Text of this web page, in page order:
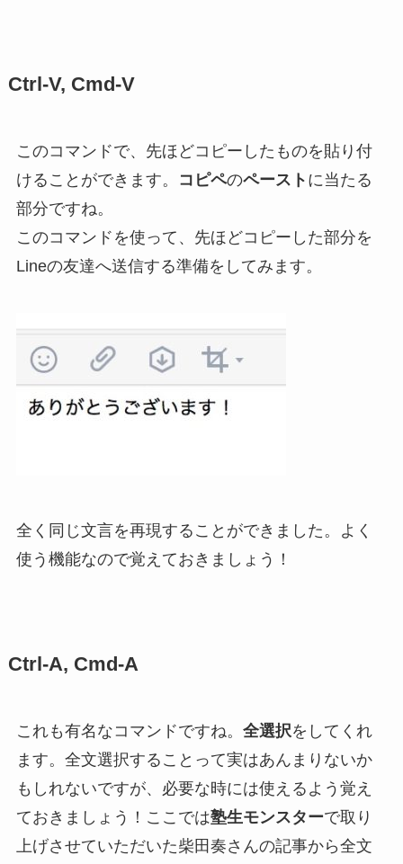
Ctrl-V, Cmd-V
このコマンドで、先ほどコピーしたものを貼り付
けることができます。
コピペのペースト に当たる
部分ですね。
このコマンドを使って、先ほどコピーした部分を
Lineの友達へ送信する準備をしてみます。
全く同じ文言を再現することができました。よく
使う機能なので覚えておきましょう！
Ctrl-A, Cmd-A
これも有名なコマンドですね。 全選択をしてくれ
ます。全文選択することって実はあんまりないか
もしれないですが、必要な時には使えるよう覚え
ておきましょう！ここでは塾生モンスターで取り
上げさせていただいた柴田奏さんの記事から全文